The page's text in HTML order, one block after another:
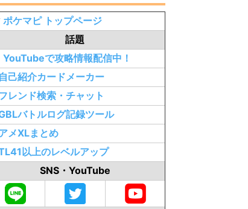
ポケマピ トップページ
話題
YouTubeで攻略情報配信中！
自己紹介カードメーカー
レンド検索・チャット
バトルログ記録ツール
メXLまとめ
以上のレベルアップ
SNS・YouTube